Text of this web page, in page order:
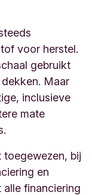
voor herstel.
gebruikt
Maar
inclusieve
mate
bij
en
financiering